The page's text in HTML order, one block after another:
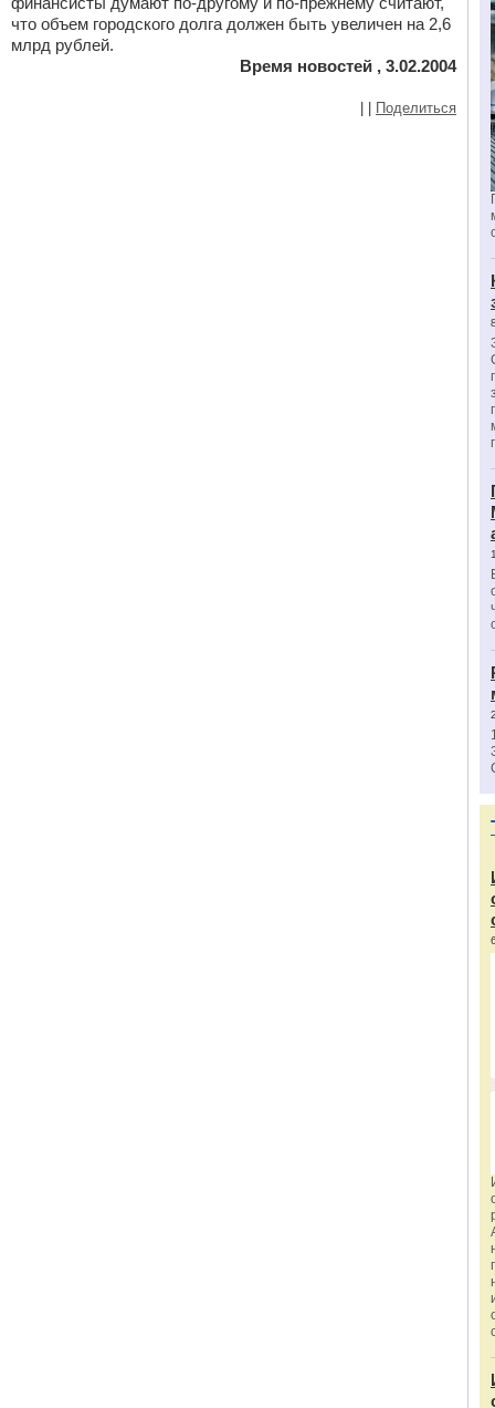
что объем городского долга должен быть увеличен на 2,6
млрд рублей.
Время новостей , 3.02.2004
Поделиться